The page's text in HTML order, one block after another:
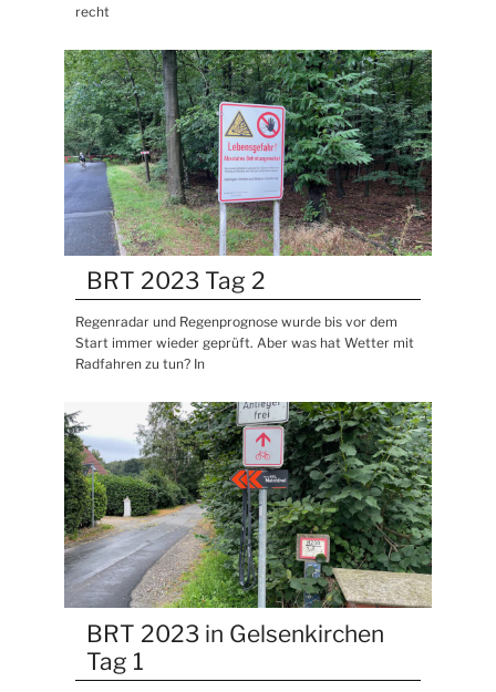
recht
BRT 2023 Tag 2
Regenradar und Regenprognose wurde bis vor dem
Start immer wieder geprüft. Aber was hat Wetter mit
Radfahren zu tun? In
BRT 2023 in Gelsenkirchen
Tag 1